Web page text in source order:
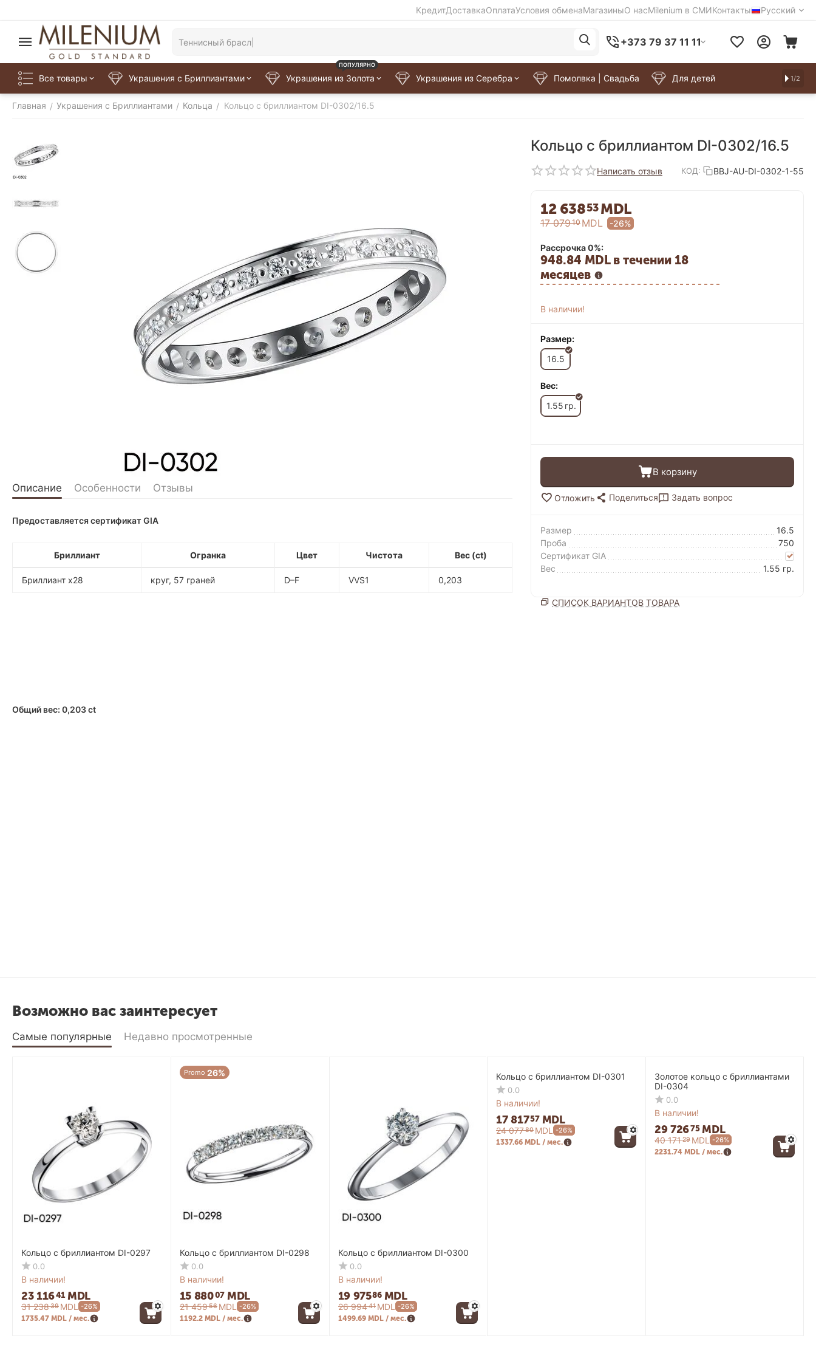
КредитДоставкаОплатаУсловия обменаМагазиныО насMilenium в СМИКонтакты Русский
+373 79 37 11 11
Все товары Украшения с Бриллиантами Украшения из Золота
ПОПУЛЯРНО
Украшения из Серебра Помолвка | Свадьба Для детей 1/2
Главная / Украшения с Бриллиантами / Кольца / Кольцо с бриллиантом DI-0302/16.5
Кольцо с бриллиантом DI-0302/16.5
Написать отзыв КОД: BBJ-AU-DI-0302-1-55
12 63853 MDL
17 07910 MDL -26%
Рассрочка 0%:
948.84 MDL в течении 18
месяцев
В наличии!
Размер:
16.5
Вес:
1.55 гр.
В корзину
Отложить Поделиться Задать вопрос
Размер
16.5
Проба
750
Сертификат GIA
Вес
1.55 гр.
СПИСОК ВАРИАНТОВ ТОВАРА
Описание Особенности Отзывы
Предоставляется сертификат GIA
Бриллиант Огранка Цвет Чистота Вес (ct)
Бриллиант x28 круг, 57 граней D–F VVS1 0,203
Общий вес: 0,203 ct
Возможно вас заинтересует
Самые популярные Недавно просмотренные
Кольцо с бриллиантом DI-0297
0.0
В наличии!
23 11641 MDL
31 23839 MDL
-26%
1735.47 MDL / мес.
Promo 26%
Кольцо с бриллиантом DI-0298
0.0
В наличии!
15 88007 MDL
21 45956 MDL
-26%
1192.2 MDL / мес.
Кольцо с бриллиантом DI-0300
0.0
В наличии!
19 97586 MDL
26 99441 MDL
-26%
1499.69 MDL / мес.
Кольцо с бриллиантом DI-0301
0.0
В наличии!
17 81757 MDL
24 07780 MDL -26%
1337.66 MDL / мес.
Золотое кольцо с бриллиантами
DI-0304
0.0
В наличии!
29 72675 MDL
40 17129 MDL -26%
2231.74 MDL / мес.